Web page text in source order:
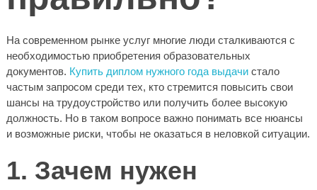
На современном рынке услуг многие люди сталкиваются с
необходимостью приобретения образовательных
документов. Купить диплом нужного года выдачи стало
частым запросом среди тех, кто стремится повысить свои
шансы на трудоустройство или получить более высокую
должность. Но в таком вопросе важно понимать все нюансы
и возможные риски, чтобы не оказаться в неловкой ситуации.
1. Зачем нужен